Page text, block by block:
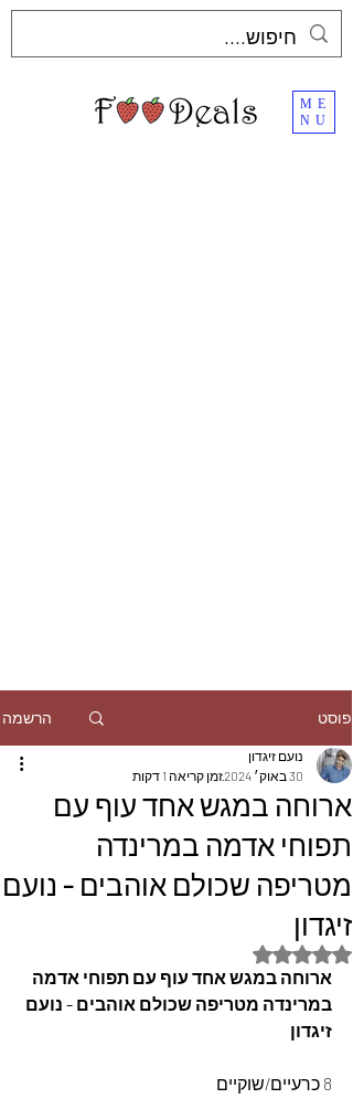
ME
NU
פוסט הרשמה
ארוחה במגש אחד עוף עם
תפוחי אדמה במרינדה
מטריפה שכולם אוהבים - נועם
זיגדון
נועם זיגדון
30 באוק׳ 2024
זמן קריאה 1 דקות
דירוג של NaN מתוך 5 כוכבים
ארוחה במגש אחד עוף עם תפוחי אדמה
במרינדה מטריפה שכולם אוהבים - נועם
זיגדון
8 כרעיים/שוקיים